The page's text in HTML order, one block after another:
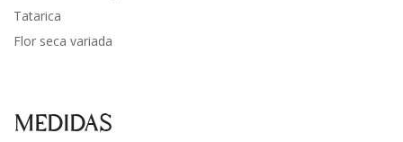
Tatarica
Flor seca variada
MEDIDAS